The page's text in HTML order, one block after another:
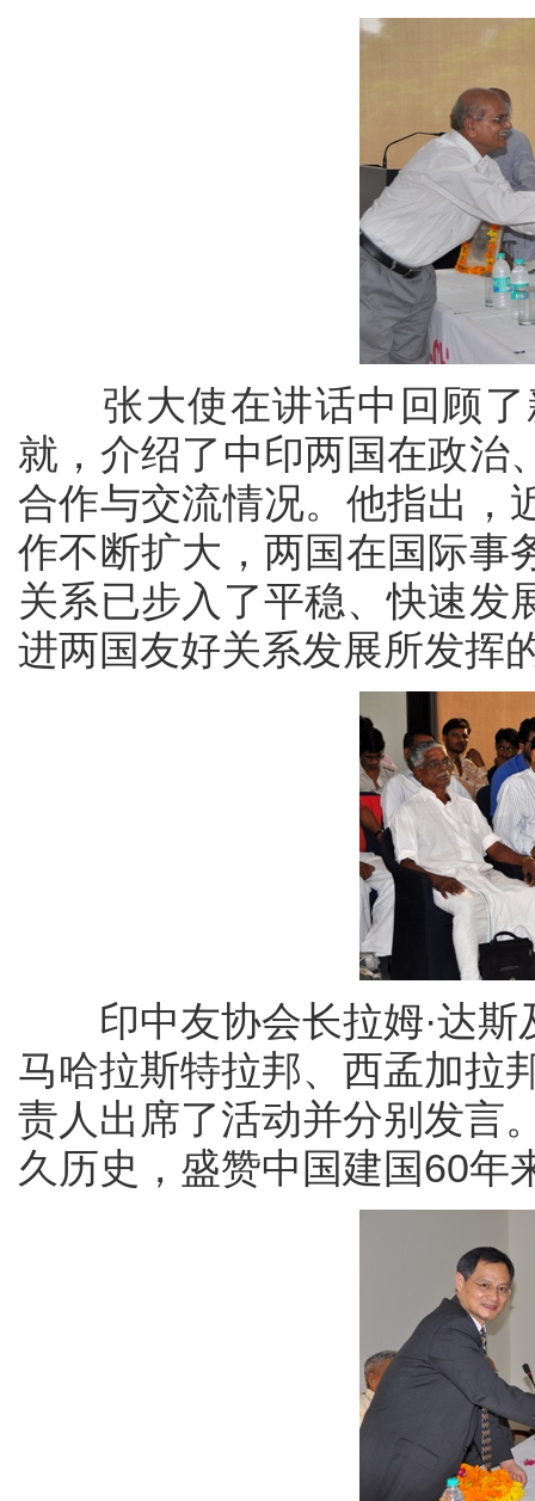
张大使在讲话中回顾了
就，介绍了中印两国在政治
合作与交流情况。他指出，
作不断扩大，两国在国际事
关系已步入了平稳、快速发
进两国友好关系发展所发挥
印中友协会长拉姆·达斯
马哈拉斯特拉邦、西孟加拉
责人出席了活动并分别发言
久历史，盛赞中国建国60年